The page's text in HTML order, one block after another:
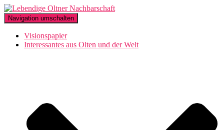
Navigation umschalten
Visionspapier
Interessantes aus Olten und der Welt